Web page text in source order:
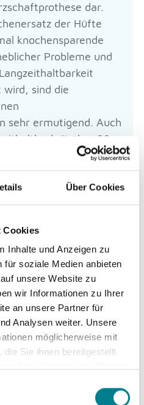
Über Cookies
Cookies
Inhalte und Anzeigen zu
für soziale Medien anbieten
unsere Website zu
wir Informationen zu Ihrer
an unsere Partner für
Analysen weiter. Unsere
möglicherweise mit
Sie ihnen bereitgestellt
weiterhin nutzen.
dar.
der Hüfte
knochensparende
Probleme und
wird, sind die
sehr ermutigend. Auch
über 20-
so sind die
ca. 10-15 Jahre
oder eine
im mittelfristigen
höhere
hüftnahen
wodurch ein
nach den bisher
vermieden werden
der geringen
eineoptimale Muskel-
bei der Implantation